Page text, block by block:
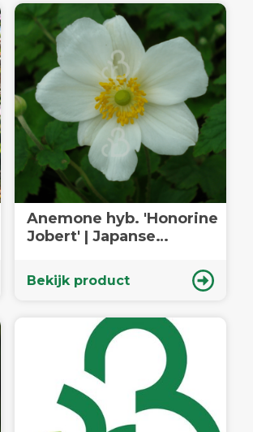
Anemone hyb. 'Honorine
Jobert' | Japanse
Bekijk product